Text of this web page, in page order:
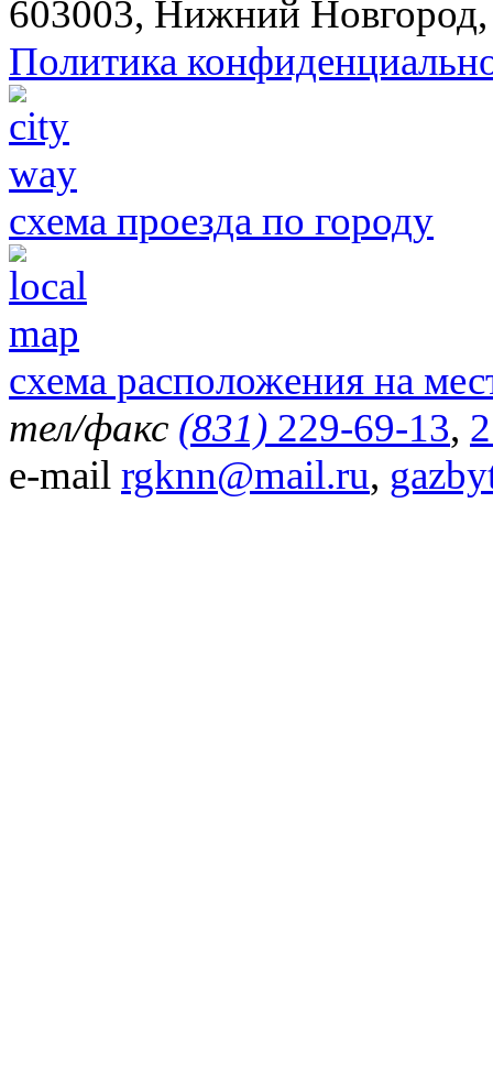
603003, Нижний
Политика
схема проезда по городу
схема расположения на
тел/факс (831) 229-69-13,
e-mail rgknn@mail.ru,